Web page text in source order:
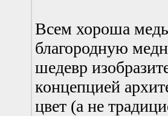
Всем хороша
благородную
шедевр
концепцией
цвет (а не